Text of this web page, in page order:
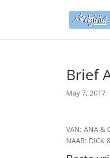
Brief
May 7, 2017
VAN: ANA &
NAAR: DICK